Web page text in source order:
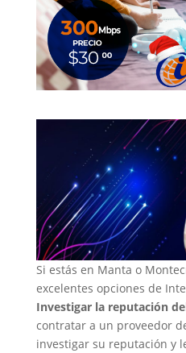
Si estás en Manta o
excelentes opciones de
Investigar la reputación
contratar a un proveedor
investigar su reputación y